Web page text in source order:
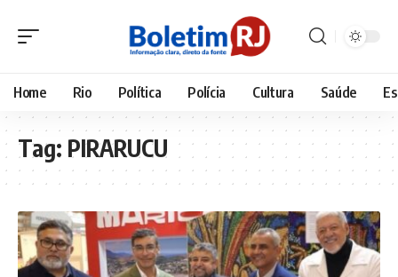
Home Rio Política Polícia Cultura Saúde
Tag: PIRARUCU